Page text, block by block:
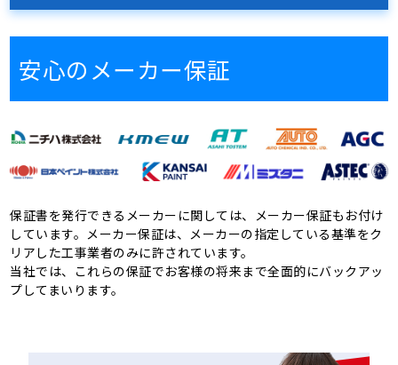
安心のメーカー保証
保証書を発行できるメーカーに関しては、メーカー保証もお付け
しています。メーカー保証は、メーカーの指定している基準をク
リアした工事業者のみに許されています。
当社では、これらの保証でお客様の将来まで全面的にバックアッ
プしてまいります。